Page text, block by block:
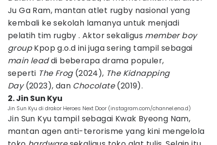
Ju Ga Ram, mantan atlet rugby nasional yang
kembali ke sekolah lamanya untuk menjadi
pelatih tim rugby . Aktor sekaligus member boy
groupKpop g.o.d ini juga sering tampil sebagai
main leaddi beberapa drama populer,
seperti The Frog(2024), The Kidnapping
Day(2023), dan Chocolate(2019).
2. Jin Sun Kyu
Jin Sun Kyu di drakor Heroes Next Door (instagram.com/channel.ena.d)
Jin Sun Kyu tampil sebagai Kwak Byeong Nam,
mantan agen anti-terorisme yang kini mengelola